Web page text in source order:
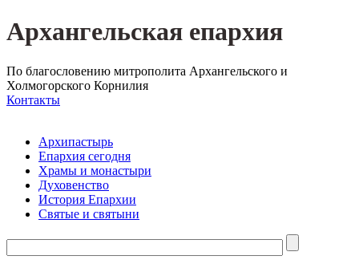
Архангельская епархия
По благословению митрополита Архангельского и
Холмогорского Корнилия
Контакты
Архипастырь
Епархия сегодня
Храмы и монастыри
Духовенство
История Епархии
Святые и святыни